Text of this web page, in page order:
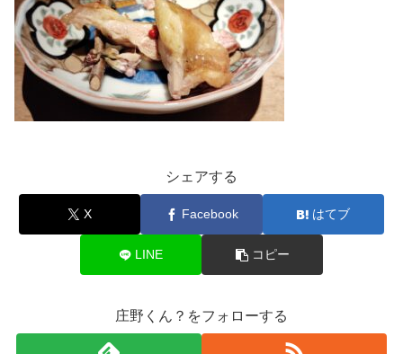
シェアする
X Facebook はてブ
LINE コピー
庄野くん？をフォローする